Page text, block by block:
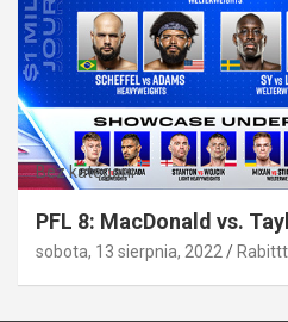
Bez kategorii
PFL 8: MacDonald vs.
sobota, 13 sierpnia, 2022 Rabittt